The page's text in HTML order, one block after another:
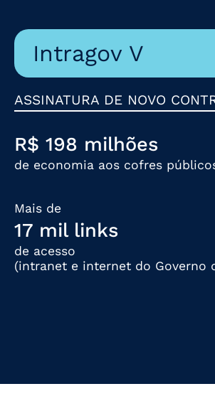
Intragov V
ASSINATURA DE NOVO
R$ 198 milhões
de economia aos cofres
Mais de
17 mil links
de acesso
(intranet e internet do Governo